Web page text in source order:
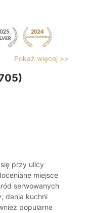
Pokaż więcej >>
przy ulicy
miejsce
serwowanych
dania kuchni
popularne